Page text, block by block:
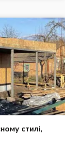
стилі,